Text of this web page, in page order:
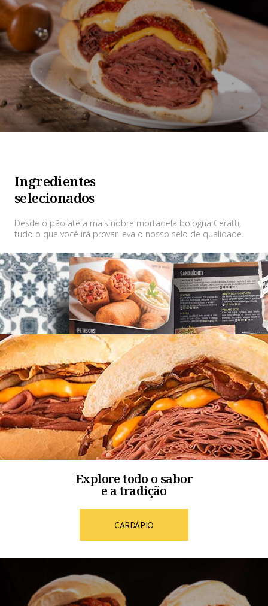
Ingredientes
selecionados
Desde o pão até a mais nobre mortadela bologna Ceratti,
tudo o que você irá provar leva o nosso selo de qualidade.
Explore todo o sabor
e a tradição
CARDÁPIO